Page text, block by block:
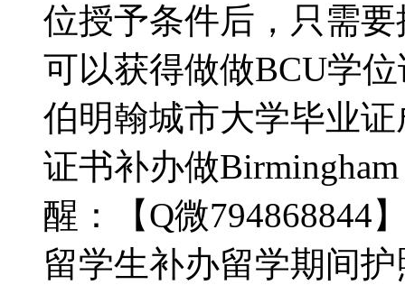
位授予条件后，只需
可以获得做做BCU学
伯明翰城市大学毕业
证书补办做
醒：【Q微794868844
留学生补办留学期间